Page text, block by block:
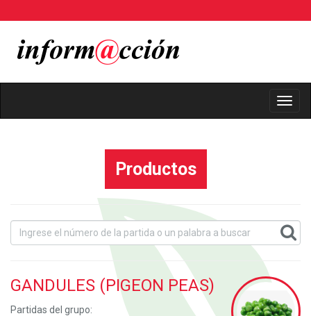
Productos
GANDULES (PIGEON PEAS)
Partidas del grupo: